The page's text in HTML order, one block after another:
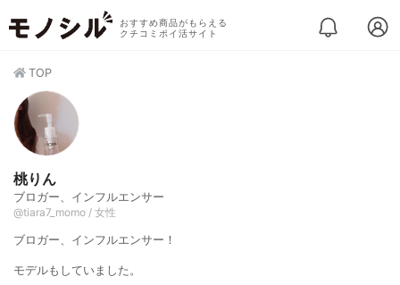
おすすめ商品がもらえる
クチコミポイ活サイト
TOP
桃りん
ブロガー、インフルエンサー
@tiara7_momo / 女性
ブロガー、インフルエンサー！
モデルもしていました。